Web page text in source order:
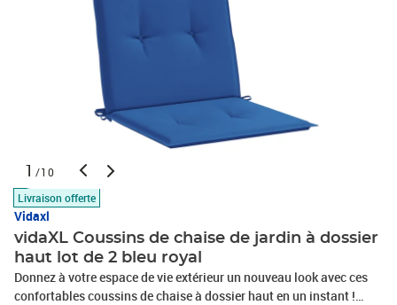
1 /10
Livraison offerte
Vidaxl
vidaXL Coussins de chaise de jardin à dossier
haut lot de 2 bleu royal
Donnez à votre espace de vie extérieur un nouveau look avec ces
confortables coussins de chaise à dossier haut en un instant !